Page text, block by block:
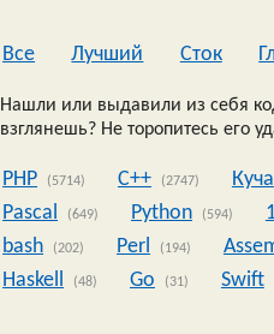
Все Лучший Сток
Нашли или выдавили из себя
взглянешь? Не торопитесь его
PHP (5714) C++ (2747) Куча
Pascal (649) Python (594)
bash (202) Perl (194)
Haskell (48) Go (31) Swift